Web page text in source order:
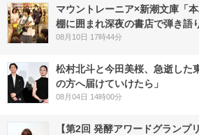
マウントレーニア×新潮文庫「
棚に囲まれ深夜の書店で弾き語
08月10日 17時44分
松村北斗と今田美桜、急逝した
の方へ届けていけたら」
08月04日 14時00分
【第2回 発酵アワードグランプ